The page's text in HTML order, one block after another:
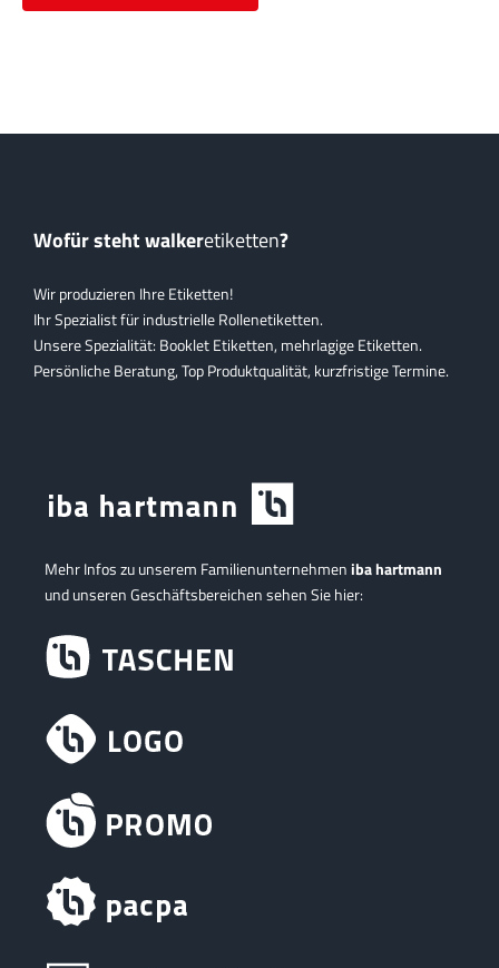
Wofür steht walkeretiketten?
Wir produzieren Ihre Etiketten!
Ihr Spezialist für industrielle Rollenetiketten.
Unsere Spezialität: Booklet Etiketten, mehrlagige Etiketten.
Persönliche Beratung, Top Produktqualität, kurzfristige Termine.
Mehr Infos zu unserem Familienunternehmeniba hartmann
und unseren Geschäftsbereichen sehen Sie hier: